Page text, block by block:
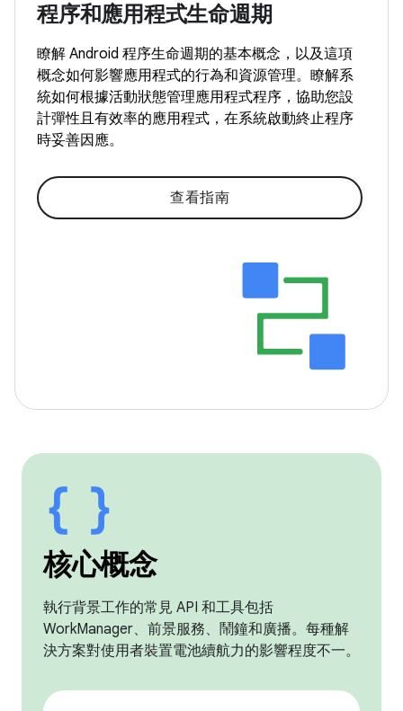
程序和應用程式生命週期
瞭解 Android 程序生命週期的基本概念，以及這項
概念如何影響應用程式的行為和資源管理。瞭解系
統如何根據活動狀態管理應用程式程序，協助您設
計彈性且有效率的應用程式，在系統啟動終止程序
時妥善因應。
查看指南
核心概念
執行背景工作的常見 API 和工具包括
WorkManager、前景服務、鬧鐘和廣播。每種解
決方案對使用者裝置電池續航力的影響程度不一。